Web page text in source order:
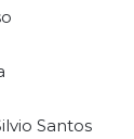
Santos